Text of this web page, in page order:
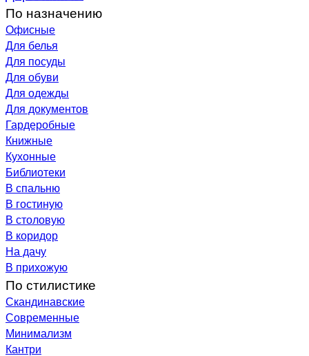
По назначению
Офисные
Для белья
Для посуды
Для обуви
Для одежды
Для документов
Гардеробные
Книжные
Кухонные
Библиотеки
В спальню
В гостиную
В столовую
В коридор
На дачу
В прихожую
По стилистике
Скандинавские
Современные
Минимализм
Кантри